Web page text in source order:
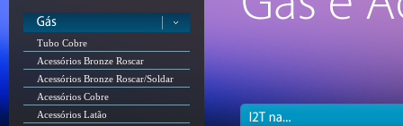
Tubo Cobre
Acessórios Bronze Roscar
Acessórios Bronze Roscar/Soldar
Acessórios Cobre
Acessórios Latão